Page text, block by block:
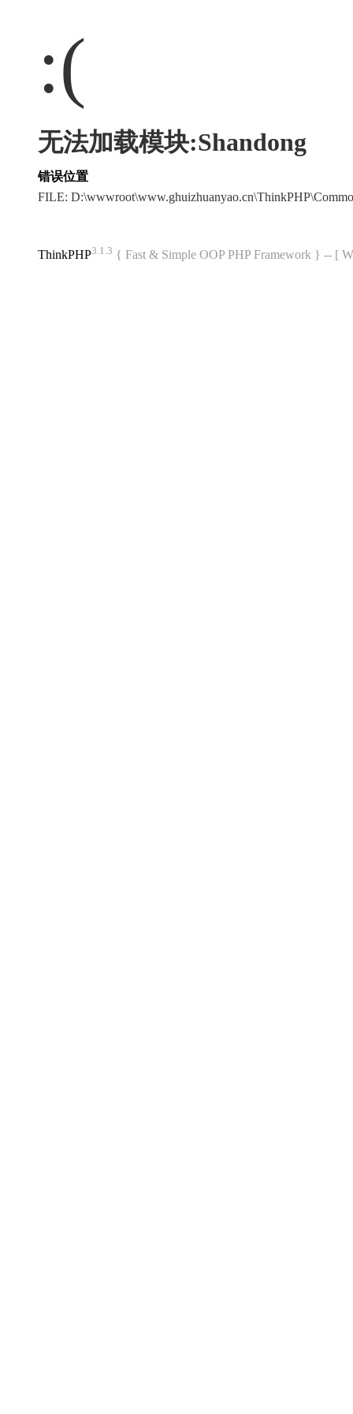
:(
无法加载模块:Shandong
错误位置
FILE:
ThinkPHP3.1.3 { Fast & Simple OOP PHP Framework } -- [